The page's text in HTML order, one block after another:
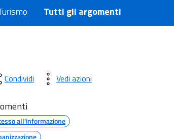
Tutti gli argomenti
Condividi Vedi azioni
all'informazione